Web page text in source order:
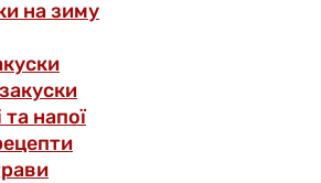
на зиму
та напої